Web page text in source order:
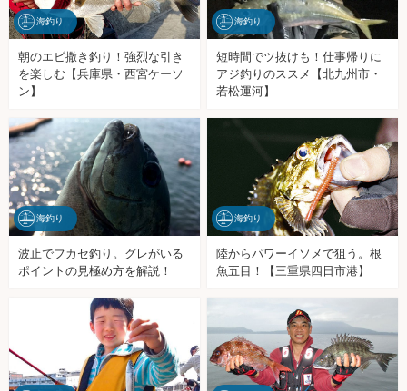
海釣り
朝のエビ撒き釣り！強烈な引き
を楽しむ【兵庫県・西宮ケーソ
ン】
海釣り
短時間でツ抜けも！仕事帰りに
アジ釣りのススメ【北九州市・
若松運河】
海釣り
波止でフカセ釣り。グレがいる
ポイントの見極め方を解説！
海釣り
陸からパワーイソメで狙う。根
魚五目！【三重県四日市港】